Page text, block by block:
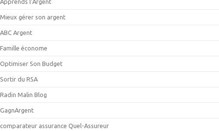
Mieux gérer son argent
ABC Argent
Famille économe
Optimiser Son Budget
Sortir du RSA
Radin Malin Blog
GagnArgent
comparateur assurance Quel-Assureur